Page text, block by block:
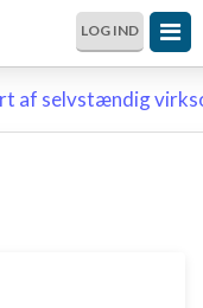
LOG IND
af selvstændig